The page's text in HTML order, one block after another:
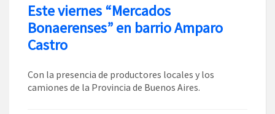
Este viernes “Mercados
Bonaerenses” en barrio Amparo
Castro
Con la presencia de productores locales y los
camiones de la Provincia de Buenos Aires.